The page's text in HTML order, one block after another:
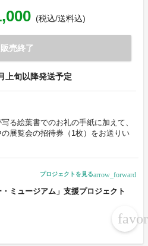
(税込/送料込)
販売終了
上旬以降発送予定
る絵葉書でのお礼の手紙に加えて、
展覧会の招待券（1枚）をお送りい
プロジェクトを見るarrow_forward
ミュージアム」支援プロジェクト